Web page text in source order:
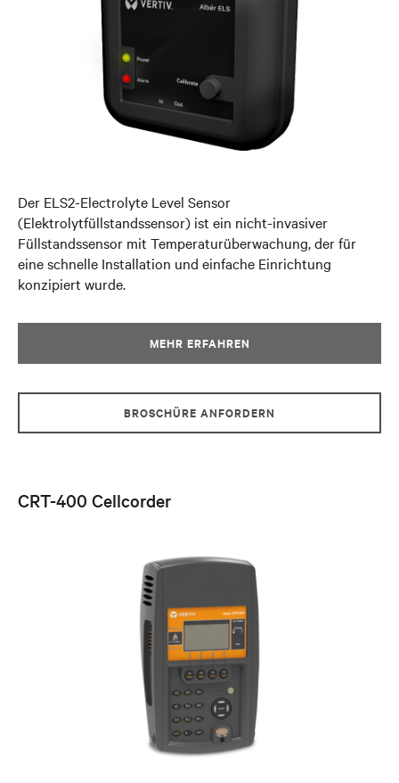
Der ELS2-Electrolyte Level Sensor
(Elektrolytfüllstandssensor) ist ein nicht-invasiver
Füllstandssensor mit Temperaturüberwachung, der für
eine schnelle Installation und einfache Einrichtung
konzipiert wurde.
MEHR ERFAHREN
BROSCHÜRE ANFORDERN
CRT-400 Cellcorder